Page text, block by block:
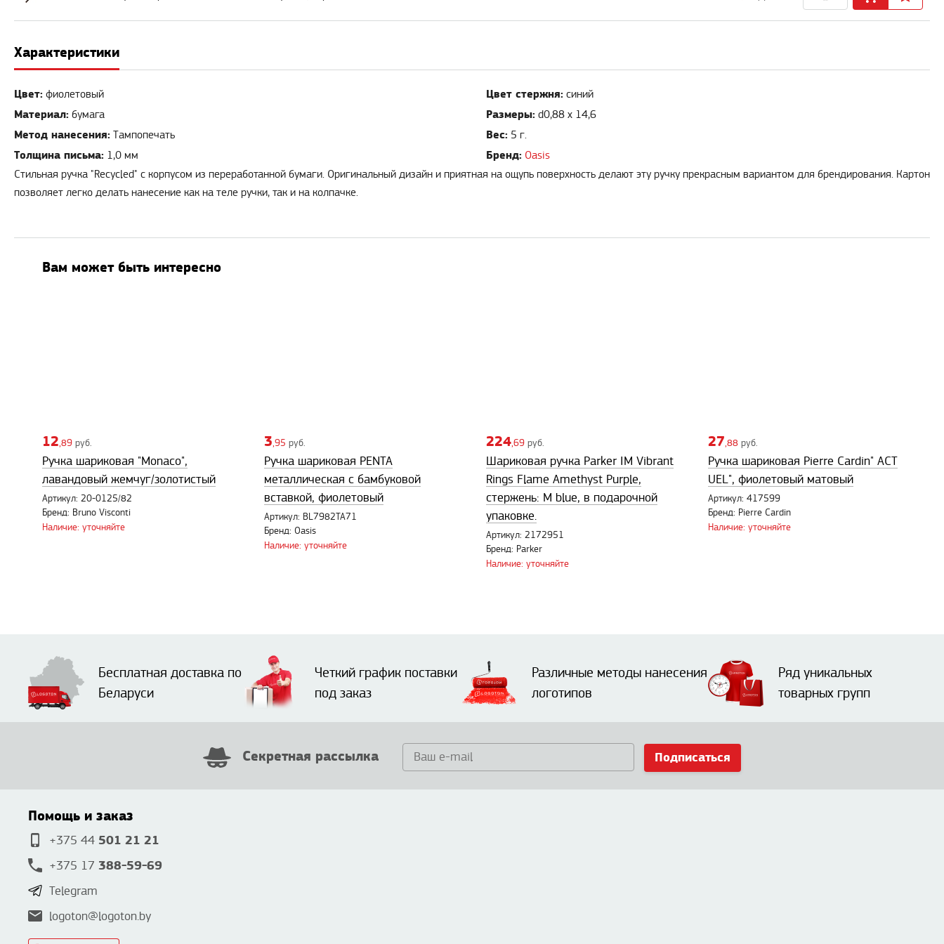
Характеристики
Цвет: фиолетовый
Материал: бумага
Метод нанесения: Тампопечать
Толщина письма: 1,0 мм
Цвет стержня: синий
Размеры: d0,88 х 14,6
Вес: 5 г.
Бренд: Oasis
Стильная ручка "Recycled" с корпусом из переработанной бумаги. Оригинальный дизайн и приятная на ощупь поверхность делают эту ручку прекрасным вариантом для брендирования. Картон
позволяет легко делать нанесение как на теле ручки, так и на колпачке.
Вам может быть интересно
12,89 руб.
Ручка шариковая "Monaco",
лавандовый жемчуг/золотистый
Артикул: 20-0125/82
Бренд: Bruno Visconti
Наличие: уточняйте
3,95 руб.
Ручка шариковая PENTA
металлическая с бамбуковой
вставкой, фиолетовый
Артикул: BL7982TA71
Бренд: Oasis
Наличие: уточняйте
224,69 руб.
Шариковая ручка Parker IM Vibrant
Rings Flame Amethyst Purple,
стержень: M blue, в подарочной
упаковке.
Артикул: 2172951
Бренд: Parker
Наличие: уточняйте
27,88 руб.
Ручка шариковая Pierre Cardin" ACT
UEL", фиолетовый матовый
Артикул: 417599
Бренд: Pierre Cardin
Наличие: уточняйте
Бесплатная доставка по
Беларуси
Четкий график поставки
под заказ
Различные методы нанесения
логотипов
Ряд уникальных
товарных групп
Секретная рассылка Подписаться
Помощь и заказ
+375 44 501 21 21
+375 17 388-59-69
Telegram
logoton@logoton.by